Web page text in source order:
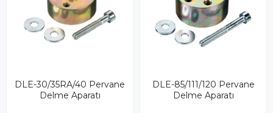
DLE-30/35RA/40 Pervane
Delme Aparatı
DLE-85/111/120 Pervane
Delme Aparatı